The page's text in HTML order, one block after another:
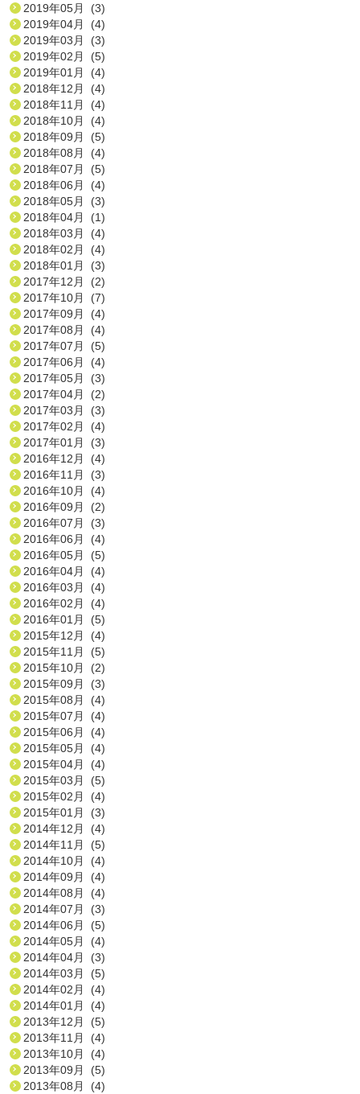
2019年05月 (3)
2019年04月 (4)
2019年03月 (3)
2019年02月 (5)
2019年01月 (4)
2018年12月 (4)
2018年11月 (4)
2018年10月 (4)
2018年09月 (5)
2018年08月 (4)
2018年07月 (5)
2018年06月 (4)
2018年05月 (3)
2018年04月 (1)
2018年03月 (4)
2018年02月 (4)
2018年01月 (3)
2017年12月 (2)
2017年10月 (7)
2017年09月 (4)
2017年08月 (4)
2017年07月 (5)
2017年06月 (4)
2017年05月 (3)
2017年04月 (2)
2017年03月 (3)
2017年02月 (4)
2017年01月 (3)
2016年12月 (4)
2016年11月 (3)
2016年10月 (4)
2016年09月 (2)
2016年07月 (3)
2016年06月 (4)
2016年05月 (5)
2016年04月 (4)
2016年03月 (4)
2016年02月 (4)
2016年01月 (5)
2015年12月 (4)
2015年11月 (5)
2015年10月 (2)
2015年09月 (3)
2015年08月 (4)
2015年07月 (4)
2015年06月 (4)
2015年05月 (4)
2015年04月 (4)
2015年03月 (5)
2015年02月 (4)
2015年01月 (3)
2014年12月 (4)
2014年11月 (5)
2014年10月 (4)
2014年09月 (4)
2014年08月 (4)
2014年07月 (3)
2014年06月 (5)
2014年05月 (4)
2014年04月 (3)
2014年03月 (5)
2014年02月 (4)
2014年01月 (4)
2013年12月 (5)
2013年11月 (4)
2013年10月 (4)
2013年09月 (5)
2013年08月 (4)